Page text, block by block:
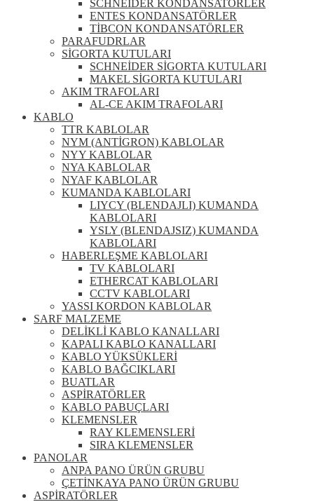
SCHNEİDER KONDANSATÖRLER
ENTES KONDANSATÖRLER
TİBCON KONDANSATÖRLER
PARAFUDRLAR
SİGORTA KUTULARI
SCHNEİDER SİGORTA KUTULARI
MAKEL SİGORTA KUTULARI
AKIM TRAFOLARI
AL-CE AKIM TRAFOLARI
KABLO
TTR KABLOLAR
NYM (ANTİGRON) KABLOLAR
NYY KABLOLAR
NYA KABLOLAR
NYAF KABLOLAR
KUMANDA KABLOLARI
LIYCY (BLENDAJLI) KUMANDA
KABLOLARI
YSLY (BLENDAJSIZ) KUMANDA
KABLOLARI
HABERLEŞME KABLOLARI
TV KABLOLARI
ETHERCAT KABLOLARI
CCTV KABLOLARI
YASSI KORDON KABLOLAR
SARF MALZEME
DELİKLİ KABLO KANALLARI
KAPALI KABLO KANALLARI
KABLO YÜKSÜKLERİ
KABLO BAĞCIKLARI
BUATLAR
ASPİRATÖRLER
KABLO PABUÇLARI
KLEMENSLER
RAY KLEMENSLERİ
SIRA KLEMENSLER
PANOLAR
ANPA PANO ÜRÜN GRUBU
ÇETİNKAYA PANO ÜRÜN GRUBU
ASPİRATÖRLER